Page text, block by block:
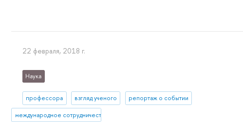
22 февраля, 2018 г.
Наука
профессора взгляд ученого репортаж о событии
международное сотрудничество